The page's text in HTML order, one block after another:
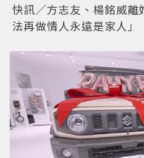
快訊／方志友、楊銘威
法再做情人永遠是家人」